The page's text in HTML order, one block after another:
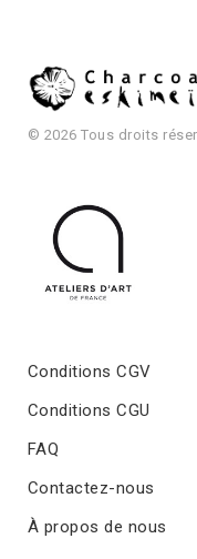
© 2026 Tous droits
Conditions CGV
Conditions CGU
FAQ
Contactez-nous
À propos de nous